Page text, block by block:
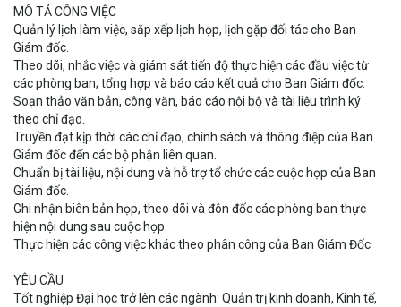
MÔ TẢ CÔNG VIỆC
Quản lý lịch làm việc, sắp xếp lịch họp, lịch gặp đối tác cho Ban
Giám đốc.
Theo dõi, nhắc việc và giám sát tiến độ thực hiện các đầu việc từ
các phòng ban; tổng hợp và báo cáo kết quả cho Ban Giám đốc.
Soạn thảo văn bản, công văn, báo cáo nội bộ và tài liệu trình ký
theo chỉ đạo.
Truyền đạt kịp thời các chỉ đạo, chính sách và thông điệp của Ban
Giám đốc đến các bộ phận liên quan.
Chuẩn bị tài liệu, nội dung và hỗ trợ tổ chức các cuộc họp của Ban
Giám đốc.
Ghi nhận biên bản họp, theo dõi và đôn đốc các phòng ban thực
hiện nội dung sau cuộc họp.
Thực hiện các công việc khác theo phân công của Ban Giám Đốc
YÊU CẦU
Tốt nghiệp Đại học trở lên các ngành: Quản trị kinh doanh, Kinh tế,